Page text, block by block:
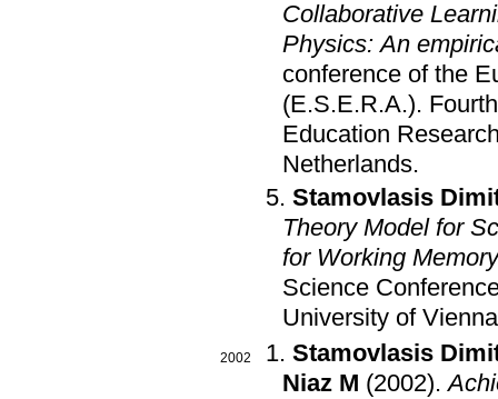
Collaborative
Physics: An
conference of the
(E.S.E.R.A.).
Education
Netherlands.
Stamovlasis
Theory Model for
for Working
Science
2002
Stamovlasis
Niaz M (2002).